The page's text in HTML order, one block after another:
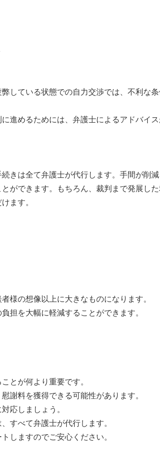
している状態での自力交渉では、不利な
進めるためには、弁護士によるアドバイ
きは全て弁護士が代行します。手間が削減
ができます。もちろん、裁判まで発展し
ます。
様の想像以上に大きなものになります。
担を大幅に軽減することができます。
とが何より重要です。
謝料を獲得できる可能性があります。
応しましょう。
すべて弁護士が代行します。
しますのでご安心ください。